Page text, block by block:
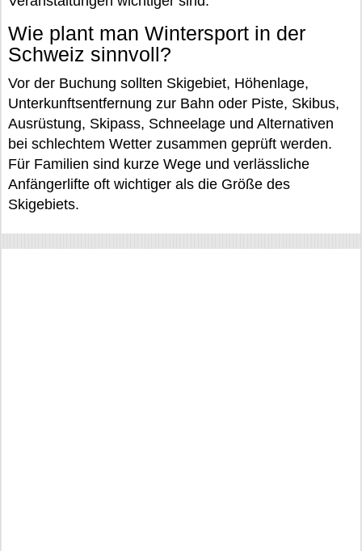
Wie plant man Wintersport in der
Schweiz sinnvoll?
Vor der Buchung sollten Skigebiet, Höhenlage,
Unterkunftsentfernung zur Bahn oder Piste, Skibus,
Ausrüstung, Skipass, Schneelage und Alternativen
bei schlechtem Wetter zusammen geprüft werden.
Für Familien sind kurze Wege und verlässliche
Anfängerlifte oft wichtiger als die Größe des
Skigebiets.